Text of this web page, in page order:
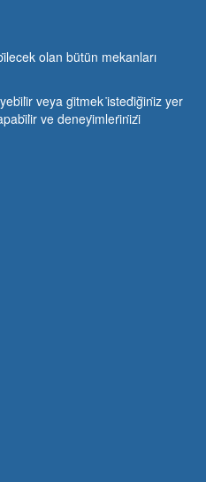
olan bütün mekanları
veya gi̇tmek i̇stedi̇ği̇ni̇z yer
ve deneyi̇mleri̇ni̇zi̇